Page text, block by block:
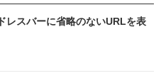
レスバーに省略のないURLを表